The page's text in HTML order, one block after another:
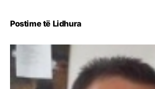
Postime të Lidhura